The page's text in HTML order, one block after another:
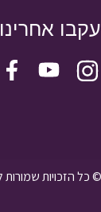
עקבו אחרינו